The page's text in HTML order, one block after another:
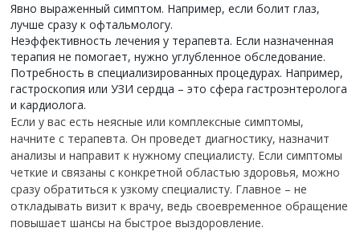
Явно выраженный симптом. Например, если болит глаз,
лучше сразу к офтальмологу.
Неэффективность лечения у терапевта. Если назначенная
терапия не помогает, нужно углубленное обследование.
Потребность в специализированных процедурах. Например,
гастроскопия или УЗИ сердца – это сфера гастроэнтеролога
и кардиолога.
Если у вас есть неясные или комплексные симптомы,
начните с терапевта. Он проведет диагностику, назначит
анализы и направит к нужному специалисту. Если симптомы
четкие и связаны с конкретной областью здоровья, можно
сразу обратиться к узкому специалисту. Главное – не
откладывать визит к врачу, ведь своевременное обращение
повышает шансы на быстрое выздоровление.